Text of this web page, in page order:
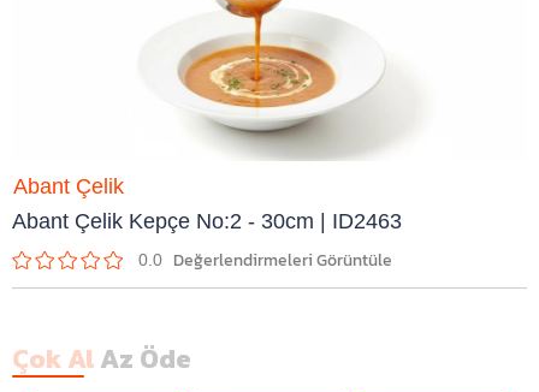
Abant Çelik Kepçe No:2 - 30cm | ID2463
0.0
Abant Çelik
Çok AlAz Öde